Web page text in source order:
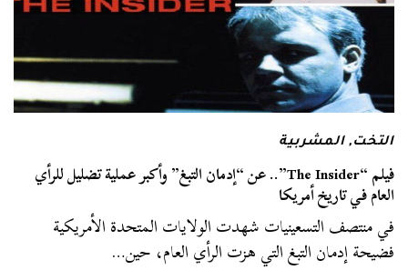
التخت,المشربية
فيلم “The Insider”.. عن “إدمان التبغ” وأكبر عملية تضليل للرأي
العام في تاريخ أمريكا
في منتصف التسعينيات شهدت الولايات المتحدة الأمريكية
فضيحة إدمان التبغ التي هزت الرأي العام، حين…